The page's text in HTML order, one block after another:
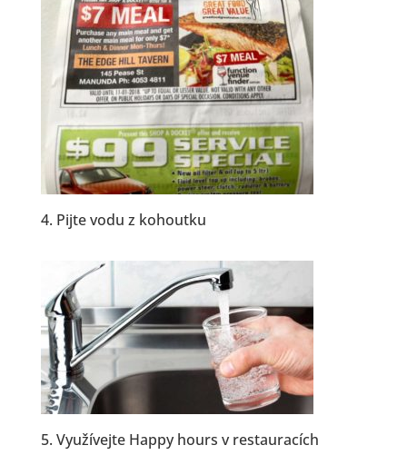
4. Pijtevodu z kohoutku
5. Využívejte Happy hours v restauracích